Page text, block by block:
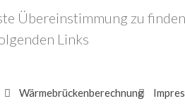
Übereinstimmung zu
Links
Wärmebrückenberechnung